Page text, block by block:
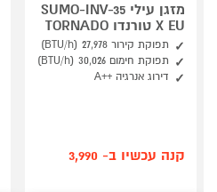
מזגן עילי SUMO-INV-35
X EU טורנדו TORNADO
תפוקת קירור 27,978 (BTU/h)
תפוקת חימום 30,026 (BTU/h)
דירוג אנרגיה ++A
קנה עכשיו ב- 3,990